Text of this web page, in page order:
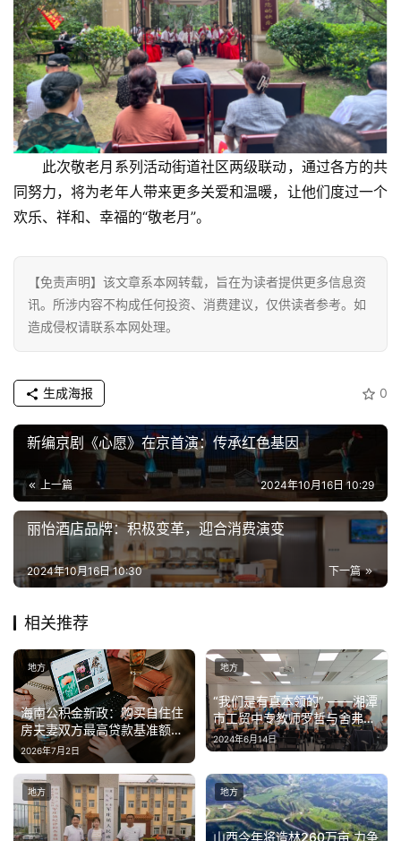
题
汽
车
·
新
能
此次敬老月系列活动街道社区两级联动，通过各方的共
同努力，将为老年人带来更多关爱和温暖，让他们度过一个
欢乐、祥和、幸福的“敬老月”。
【免责声明】该文章系本网转载，旨在为读者提供更多信息资
讯。所涉内容不构成任何投资、消费建议，仅供读者参考。如
造成侵权请联系本网处理。
0
生成海报
新编京剧《心愿》在京首演：传承红色基因
上一篇 2024年10月16日 10:29
丽怡酒店品牌：积极变革，迎合消费演变
下一篇
2024年10月16日 10:30
相关推荐
海南公积金新政：购买自住住
房夫妻双方最高贷款基准额度
提至120万元
2026年7月2日
地方
“我们是有真本领的” ——湘潭
市工贸中专教师罗哲与舍弗勒
的故事
2024年6月14日
地方
地方
山西今年将造林260万亩 力争
地方